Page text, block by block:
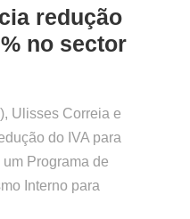
redução
no sector
Ulisses Correia e
do IVA para
Programa de
Interno para